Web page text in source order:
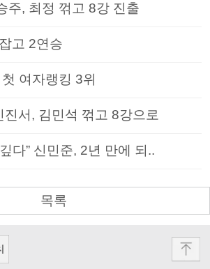
주, 최정 꺾고 8강 진출
고 2연승
여자랭킹 3위
진서, 김민석 꺾고 8강으로
다” 신민준, 2년 만에 되..
목록